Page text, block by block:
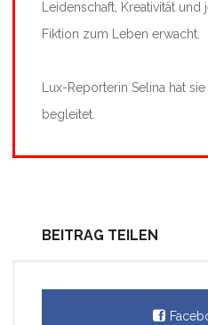
Leidenschaft, Kreativität
Fiktion zum Leben erwacht.
Lux-Reporterin Selina hat
begleitet.
BEITRAG TEILEN